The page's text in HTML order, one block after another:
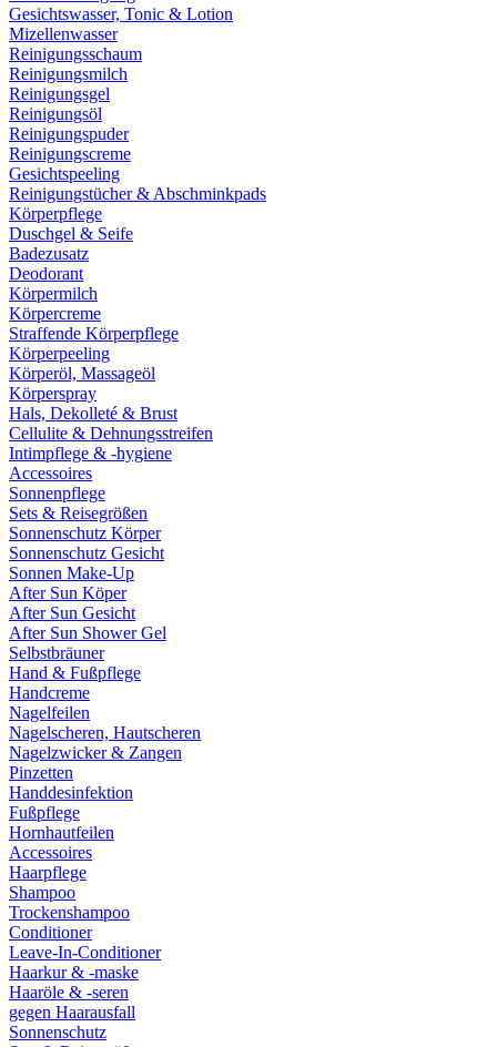
Gesichtswasser, Tonic & Lotion
Mizellenwasser
Reinigungsschaum
Reinigungsmilch
Reinigungsgel
Reinigungsöl
Reinigungspuder
Reinigungscreme
Gesichtspeeling
Reinigungstücher & Abschminkpads
Körperpflege
Duschgel & Seife
Badezusatz
Deodorant
Körpermilch
Körpercreme
Straffende Körperpflege
Körperpeeling
Körperöl, Massageöl
Körperspray
Hals, Dekolleté & Brust
Cellulite & Dehnungsstreifen
Intimpflege & -hygiene
Accessoires
Sonnenpflege
Sets & Reisegrößen
Sonnenschutz Körper
Sonnenschutz Gesicht
Sonnen Make-Up
After Sun Köper
After Sun Gesicht
After Sun Shower Gel
Selbstbräuner
Hand & Fußpflege
Handcreme
Nagelfeilen
Nagelscheren, Hautscheren
Nagelzwicker & Zangen
Pinzetten
Handdesinfektion
Fußpflege
Hornhautfeilen
Accessoires
Haarpflege
Shampoo
Trockenshampoo
Conditioner
Leave-In-Conditioner
Haarkur & -maske
Haaröle & -seren
gegen Haarausfall
Sonnenschutz